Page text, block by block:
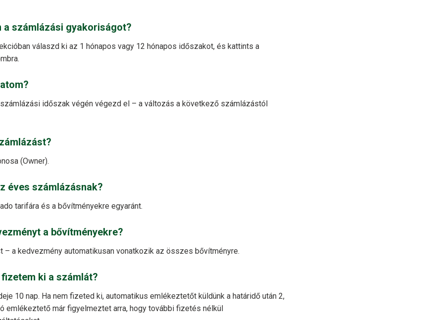
a számlázási gyakoriságot?
válaszd ki az 1 hónapos vagy 12 hónapos időszakot, és kattints a
időszak végén végezd el – a változás a következő számlázástól
(Owner).
éves számlázásnak?
tarifára és a bővítményekre egyaránt.
a bővítményekre?
a kedvezmény automatikusan vonatkozik az összes bővítményre.
ki a számlát?
10 nap. Ha nem fizeted ki, automatikus emlékeztetőt küldünk a határidő után 2,
emlékeztető már figyelmeztet arra, hogy további fizetés nélkül